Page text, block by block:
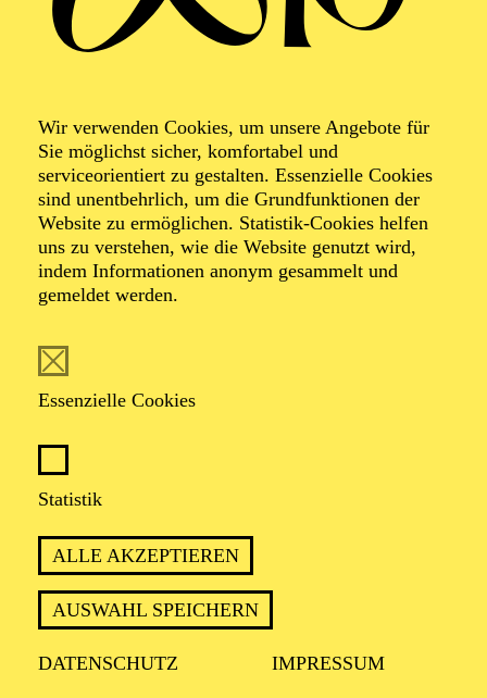
Wir verwenden Cookies, um unsere Angebote für
Sie möglichst sicher, komfortabel und
serviceorientiert zu gestalten. Essenzielle Cookies
sind unentbehrlich, um die Grundfunktionen der
Website zu ermöglichen. Statistik-Cookies helfen
uns zu verstehen, wie die Website genutzt wird,
indem Informationen anonym gesammelt und
gemeldet werden.
Essenzielle Cookies
Statistik
ALLE AKZEPTIEREN
AUSWAHL SPEICHERN
DATENSCHUTZ IMPRESSUM
Ptah VI
Junge Choreograf*innen
Choreografien von Kieren Bofinger, Samantha
Grammer, William Emilio Castro Hechavarría, Dale
Rhodes, Julia Schalitz, Harry Simmons, Mariya
Tyurina, Igor Volkovskyy
ca. 2 Stunden, 20 Minuten, inkl. Pause